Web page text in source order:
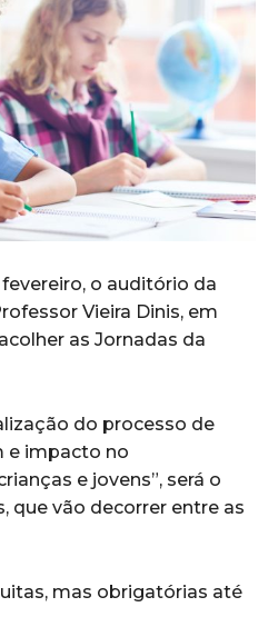
o auditório da
Vieira Dinis, em
as Jornadas da
do processo de
e impacto no
e jovens”, será o
que vão decorrer entre as
mas obrigatórias até